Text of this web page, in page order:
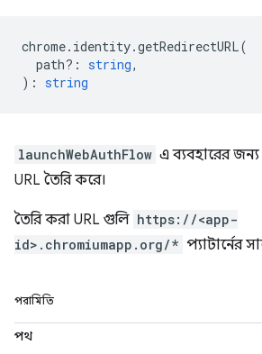
chrome. identity.getRedirectURL(
path? : string,
) : string
launchWebAuthFlow এ ব্যবহারের জন্য
URL তৈরি করে।
তৈরি করা URL গুলি https://<app-
id>.chromiumapp.org/* প্যাটার্নের
পরামিতি
পথ